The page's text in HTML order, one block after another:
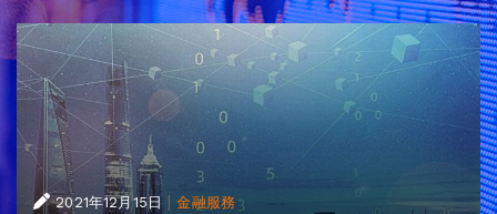
2021年12月15日 |金融服務